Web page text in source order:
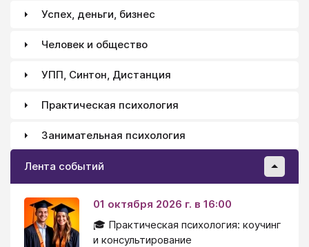
Успех, деньги, бизнес
Человек и общество
УПП, Синтон, Дистанция
Практическая психология
Занимательная психология
Лента событий
01 октября 2026 г. в 16:00
🎓 Практическая психология: коучинг
и консультирование